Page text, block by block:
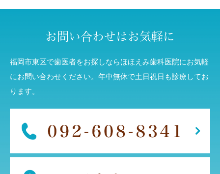
お問い合わせはお気軽に
福岡市東区で歯医者をお探しならほほえみ歯科医院にお気軽
にお問い合わせください。年中無休で土日祝日も診療してお
ります。